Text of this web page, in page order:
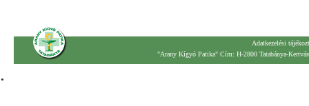
Adatkezelési
"Arany Kígyó Patika" Cím: H-2800 Tatabánya-
.